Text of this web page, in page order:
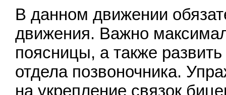
В данном движении
движения. Важно
поясницы, а также
отдела позвоночника.
на укрепление связок